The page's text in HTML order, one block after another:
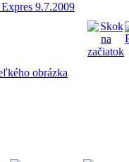
9.7.2009